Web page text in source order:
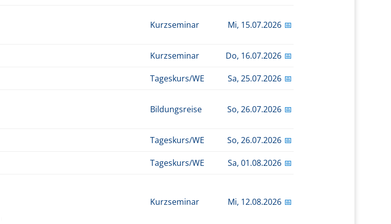
Kurzseminar Mi, 15.07.2026 📅
Kurzseminar Do, 16.07.2026 📅
Tageskurs/WE Sa, 25.07.2026 📅
Bildungsreise So, 26.07.2026 📅
Tageskurs/WE So, 26.07.2026 📅
Tageskurs/WE Sa, 01.08.2026 📅
Kurzseminar Mi, 12.08.2026 📅